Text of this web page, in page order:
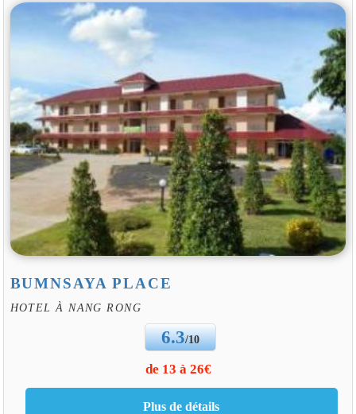
BUMNSAYA PLACE
HOTEL À NANG RONG
6.3/10
de 13 à 26€